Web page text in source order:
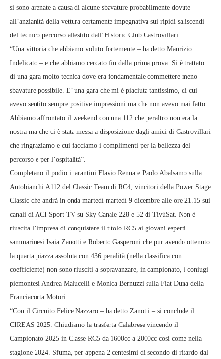
si sono arenate a causa di alcune sbavature probabilmente dovute
all’anzianità della vettura certamente impegnativa sui ripidi saliscendi
del tecnico percorso allestito dall’Historic Club Castrovillari.
“Una vittoria che abbiamo voluto fortemente – ha detto Maurizio
Indelicato – e che abbiamo cercato fin dalla prima prova. Si è trattato
di una gara molto tecnica dove era fondamentale commettere meno
sbavature possibile. E’ una gara che mi è piaciuta tantissimo, di cui
avevo sentito sempre positive impressioni ma che non avevo mai fatto.
Abbiamo affrontato il weekend con una 112 che peraltro non era la
nostra ma che ci è stata messa a disposizione dagli amici di Castrovillari
che ringraziamo e cui facciamo i complimenti per la bellezza del
percorso e per l’ospitalità”.
Completano il podio i tarantini Flavio Renna e Paolo Abalsamo sulla
Autobianchi A112 del Classic Team di RC4, vincitori della Power Stage
Classic che andrà in onda martedì martedì 9 dicembre alle ore 21.15 sui
canali di ACI Sport TV su Sky Canale 228 e 52 di TivùSat. Non è
riuscita l’impresa di conquistare il titolo RC5 ai giovani esperti
sammarinesi Isaia Zanotti e Roberto Gasperoni che pur avendo ottenuto
la quarta piazza assoluta con 436 penalità (nella classifica con
coefficiente) non sono riusciti a sopravanzare, in campionato, i coniugi
piemontesi Andrea Malucelli e Monica Bernuzzi sulla Fiat Duna della
Franciacorta Motori.
“Con il Circuito Felice Nazzaro – ha detto Zanotti – si conclude il
CIREAS 2025. Chiudiamo la trasferta Calabrese vincendo il
Campionato 2025 in Classe RC5 da 1600cc a 2000cc cosi come nella
stagione 2024. Sfuma, per appena 2 centesimi di secondo di ritardo dal